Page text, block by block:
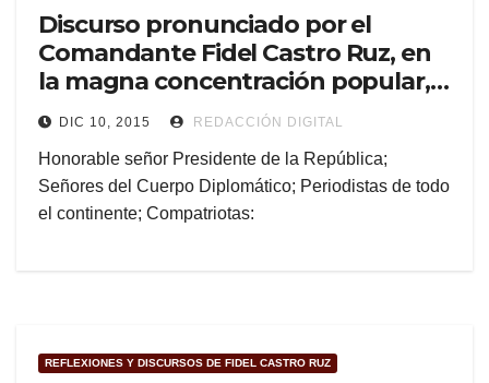
Discurso pronunciado por el
Comandante Fidel Castro Ruz, en
la magna concentración popular,
en el Palacio Presidencial, el 21 de
enero de 1959
DIC 10, 2015 REDACCIÓN DIGITAL
Honorable señor Presidente de la República;
Señores del Cuerpo Diplomático; Periodistas de todo
el continente; Compatriotas:
REFLEXIONES Y DISCURSOS DE FIDEL CASTRO RUZ